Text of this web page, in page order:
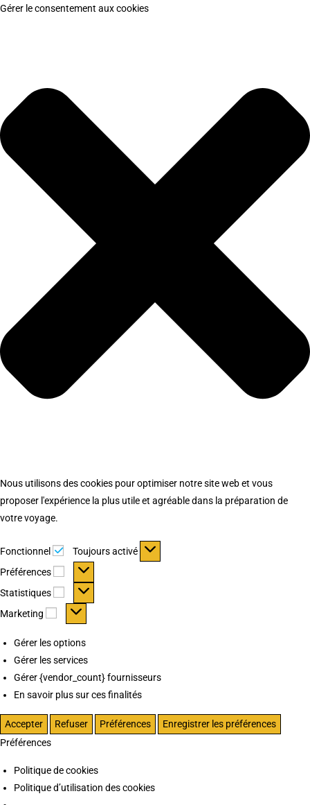
Gérer le consentement aux cookies
Nous utilisons des cookies pour optimiser notre site web et vous
proposer l'expérience la plus utile et agréable dans la préparation de
votre voyage.
Fonctionnel Fonctionnel
Toujours activé
Préférences
Préférences
Statistiques Statistiques
Marketing Marketing
Gérer les options
Gérer les services
Gérer {vendor_count} fournisseurs
En savoir plus sur ces finalités
Accepter Refuser Préférences
Enregistrer les préférences
Préférences
Politique de cookies
Politique d’utilisation des cookies